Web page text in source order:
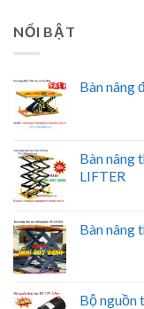
NỔI BẬT
Bàn nâng
Bàn nâng
LIFTER
Bàn nâng
Bộ nguồn